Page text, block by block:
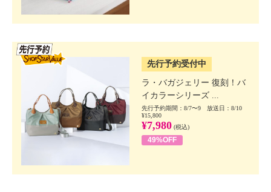
先行予約受付中
ラ・バガジェリー 復刻！バ
イカラーシリーズ ...
先行予約期間：8/7〜9 放送日：8/10
¥15,800
¥7,980 (税込)
49%OFF